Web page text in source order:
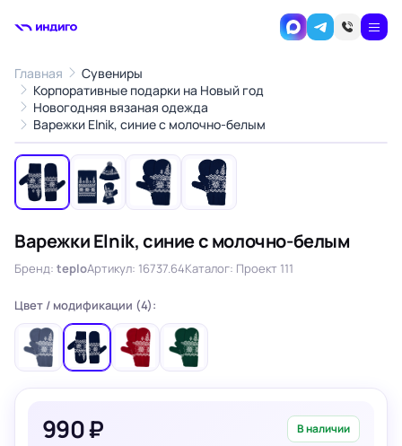
Главная
Сувениры
Корпоративные подарки на Новый год
Новогодняя вязаная одежда
Варежки Elnik, синие с молочно-белым
‹ ›
Варежки Elnik, синие с молочно-белым
Бренд: teploАртикул: 16737.64Каталог: Проект 111
Цвет / модификации (4):
990 ₽ В наличии